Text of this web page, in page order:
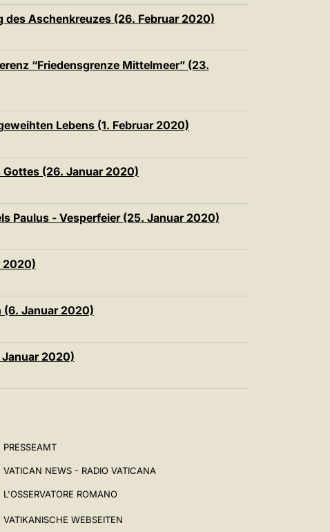
des Aschenkreuzes (26. Februar 2020)
“Friedensgrenze Mittelmeer” (23.
Lebens (1. Februar 2020)
Gottes (26. Januar 2020)
Paulus - Vesperfeier (25. Januar 2020)
2020)
(6. Januar 2020)
2020)
PRESSEAMT
VATICAN NEWS - RADIO VATICANA
L'OSSERVATORE ROMANO
VATIKANISCHE WEBSEITEN